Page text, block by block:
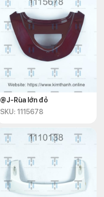
@J-Rùa lớn đỏ
SKU: 1115678